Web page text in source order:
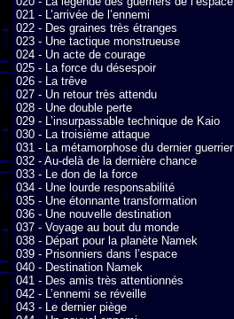
021 - L’arrivée de l’ennemi
022 - Des graines très étranges
023 - Une tactique monstrueuse
024 - Un acte de courage
025 - La force du désespoir
026 - La trêve
027 - Un retour très attendu
028 - Une double perte
029 - L’insurpassable technique de Kaio
030 - La troisième attaque
031 - La métamorphose du dernier guerrier
032 - Au-delà de la dernière chance
033 - Le don de la force
034 - Une lourde responsabilité
035 - Une étonnante transformation
036 - Une nouvelle destination
037 - Voyage au bout du monde
038 - Départ pour la planète Namek
039 - Prisonniers dans l’espace
040 - Destination Namek
041 - Des amis très attentionnés
042 - L’ennemi se réveille
043 - Le dernier piège